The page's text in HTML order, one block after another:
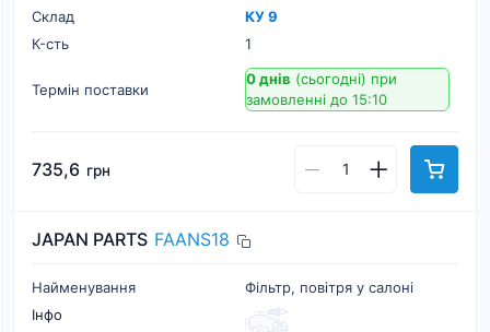
Склад
КУ 9
К-cть
1
Термін поставки
0 днів (сьогодні) при
замовленні до 15:10
735,6 грн
JAPAN PARTS FAANS18
Найменування
Фільтр, повітря у салоні
Інфо